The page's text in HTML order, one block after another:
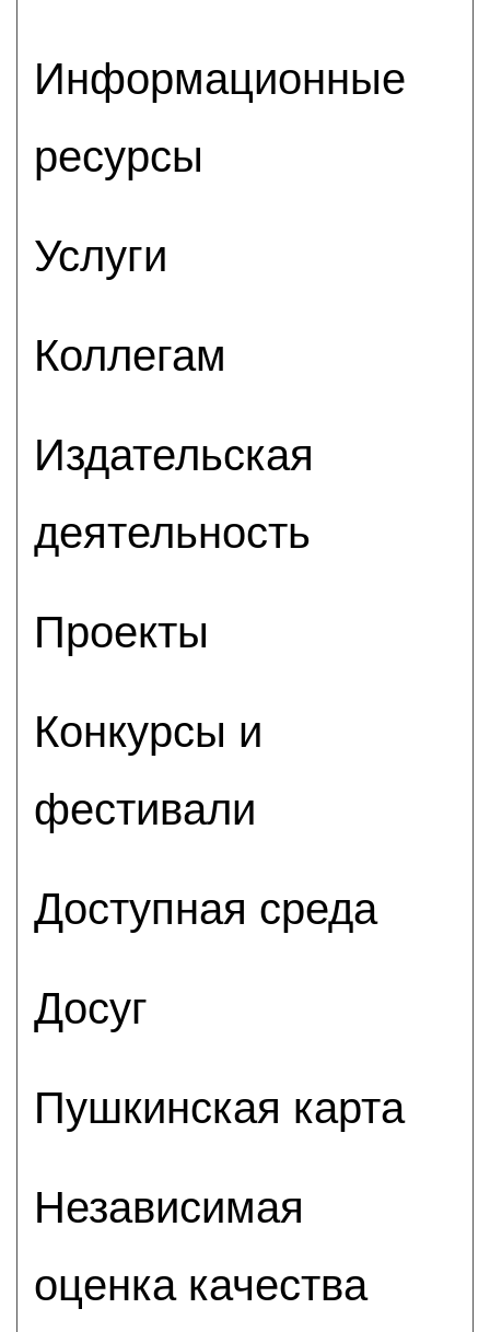
Информационные
ресурсы
Услуги
Коллегам
Издательская
деятельность
Проекты
Конкурсы и
фестивали
Доступная среда
Досуг
Пушкинская карта
Независимая
оценка качества